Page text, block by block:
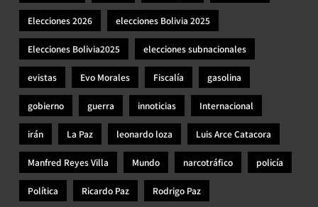
Elecciones 2026 elecciones Bolivia 2025
Elecciones Bolivia2025 elecciones subnacionales
evistas Evo Morales Fiscalía gasolina
gobierno guerra innoticias Internacional
irán La Paz leonardo loza Luis Arce Catacora
Manfred Reyes Villa Mundo narcotráfico policía
Política Ricardo Paz Rodrigo Paz